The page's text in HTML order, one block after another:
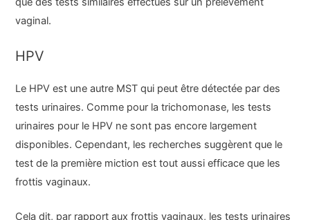
vaginal.
HPV
Le HPV est une autre MST qui peut être détectée par des
tests urinaires. Comme pour la trichomonase, les tests
urinaires pour le HPV ne sont pas encore largement
disponibles. Cependant, les recherches suggèrent que le
test de la première miction est tout aussi efficace que les
frottis vaginaux.
Cela dit, par rapport aux frottis vaginaux, les tests urinaires